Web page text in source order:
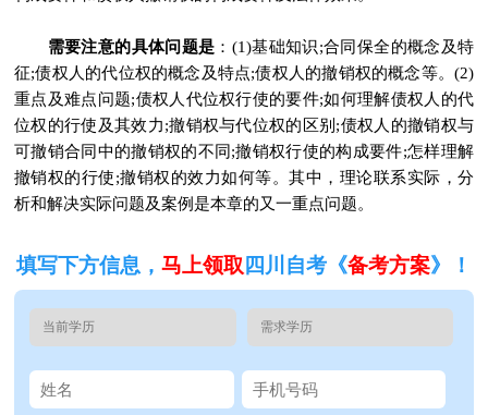
需要注意的具体问题是 ：(1)基础知识;合同保全的概念及特
征;债权人的代位权的概念及特点;债权人的撤销权的概念等。(2)
重点及难点问题;债权人代位权行使的要件;如何理解债权人的代
位权的行使及其效力;撤销权与代位权的区别;债权人的撤销权与
可撤销合同中的撤销权的不同;撤销权行使的构成要件;怎样理解
撤销权的行使;撤销权的效力如何等。其中，理论联系实际，分
析和解决实际问题及案例是本章的又一重点问题。
填写下方信息， 马上领取 四川自考《备考方案》！